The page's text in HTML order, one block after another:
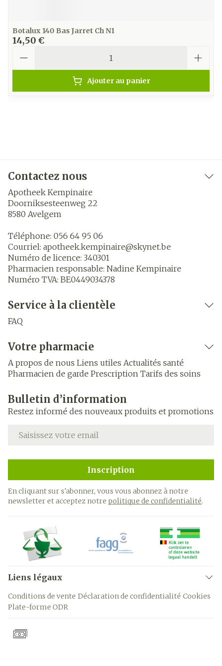
Botalux 140 Bas Jarret Ch N1
14,50 €
Ajouter au panier
Contactez nous
Apotheek Kempinaire
Doorniksesteenweg 22
8580 Avelgem
Téléphone: 056 64 95 06
Courriel: apotheek.kempinaire@skynet.be
Numéro de licence: 340301
Pharmacien responsable: Nadine Kempinaire
Numéro TVA: BE0449034378
Service à la clientèle
FAQ
Votre pharmacie
A propos de nous Liens utiles Actualités santé
Pharmacien de garde Prescription Tarifs des soins
Bulletin d’information
Restez informé des nouveaux produits et promotions
Adresse mail
Inscription
En cliquant sur s'abonner, vous vous abonnez à notre
newsletter et acceptez notre politique de confidentialité.
Liens légaux
Conditions de vente Déclaration de confidentialité Cookies
Plate-forme ODR